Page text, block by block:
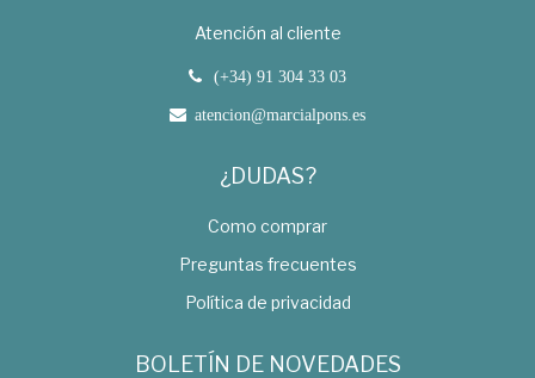
Atención al cliente
(+34) 91 304 33 03
atencion@marcialpons.es
¿DUDAS?
Como comprar
Preguntas frecuentes
Política de privacidad
BOLETÍN DE NOVEDADES